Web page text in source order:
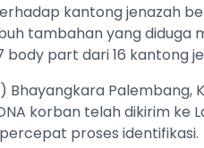
kantong jenazah
tambahan yang diduga
part dari 16 kantong
Palembang,
korban telah dikirim ke
proses identifikasi.